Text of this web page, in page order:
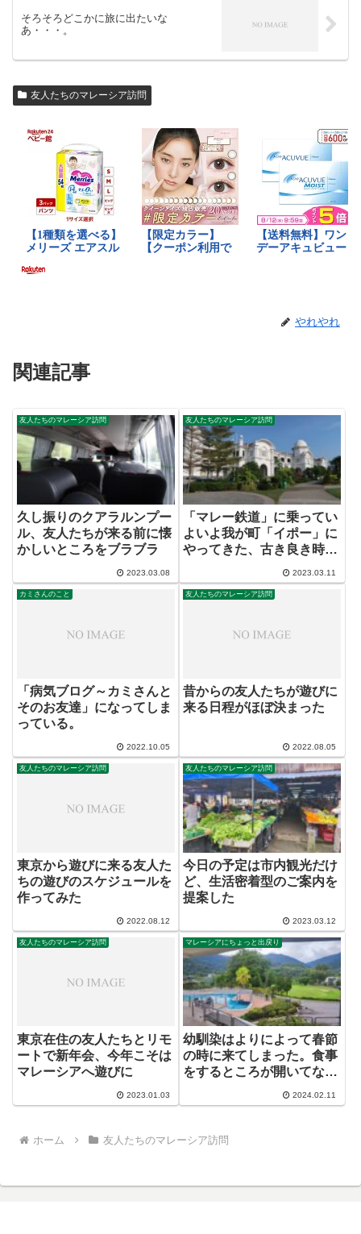
そろそろどこかに旅に出たいな
あ・・・。
友人たちのマレーシア訪問
やれやれ
関連記事
友人たちのマレーシア訪問
久し振りのクアラルンプー
ル、友人たちが来る前に懐
かしいところをブラブラ
2023.03.08
友人たちのマレーシア訪問
「マレー鉄道」に乗ってい
よいよ我が町「イポー」に
やってきた、古き良き時代
2023.03.11
カミさんのこと
「病気ブログ～カミさんと
そのお友達」になってしま
っている。
2022.10.05
友人たちのマレーシア訪問
昔からの友人たちが遊びに
来る日程がほぼ決まった
2022.08.05
友人たちのマレーシア訪問
東京から遊びに来る友人た
ちの遊びのスケジュールを
作ってみた
2022.08.12
友人たちのマレーシア訪問
今日の予定は市内観光だけ
ど、生活密着型のご案内を
提案した
2023.03.12
友人たちのマレーシア訪問
東京在住の友人たちとリモ
ートで新年会、今年こそは
マレーシアへ遊びに
2023.01.03
マレーシアにちょっと出戻り
幼馴染はよりによって春節
の時に来てしまった。食事
をするところが開いてな～
2024.02.11
ホーム 友人たちのマレーシア訪問